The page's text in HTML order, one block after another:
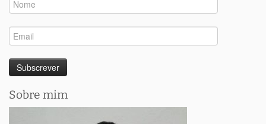
Sobre mim